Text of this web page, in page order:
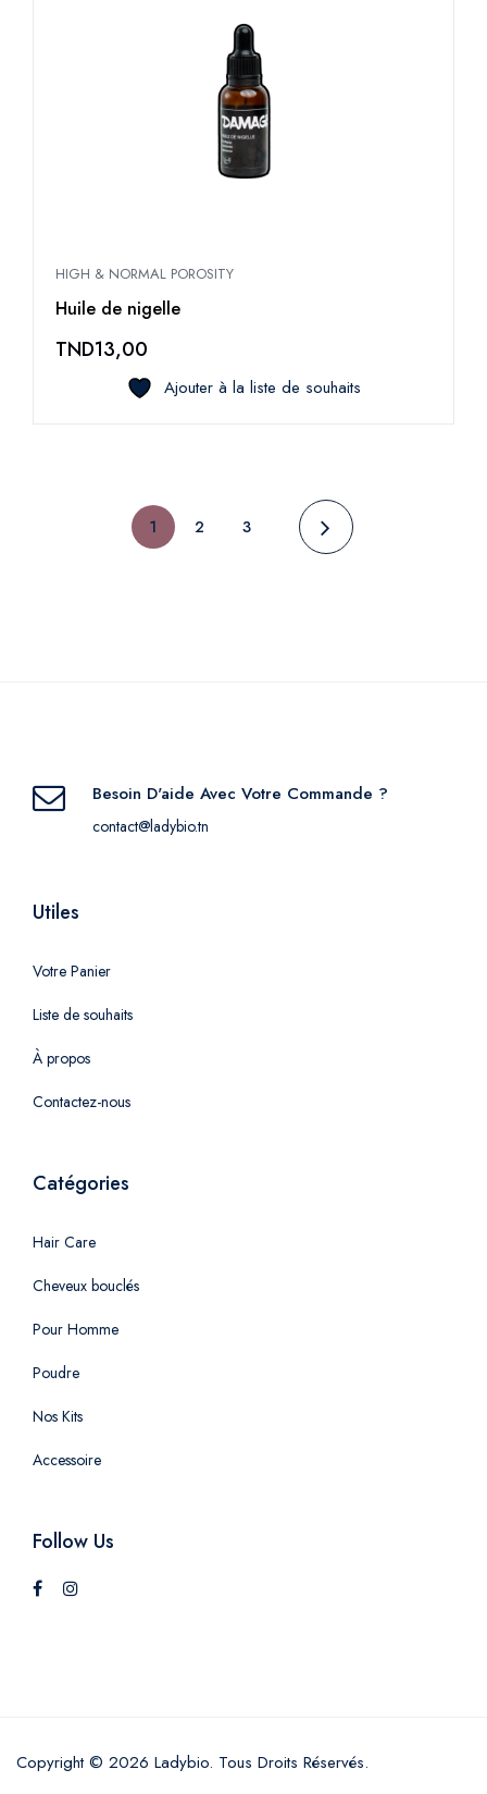
HIGH & NORMAL POROSITY
Huile de nigelle
TND13,00
Ajouter à la liste de souhaits
1 2 3
Besoin D'aide Avec Votre Commande ?
contact@ladybio.tn
Utiles
Votre Panier
Liste de souhaits
À propos
Contactez-nous
Catégories
Hair Care
Cheveux bouclés
Pour Homme
Poudre
Nos Kits
Accessoire
Follow Us
Copyright © 2026 Ladybio. Tous Droits Réservés.